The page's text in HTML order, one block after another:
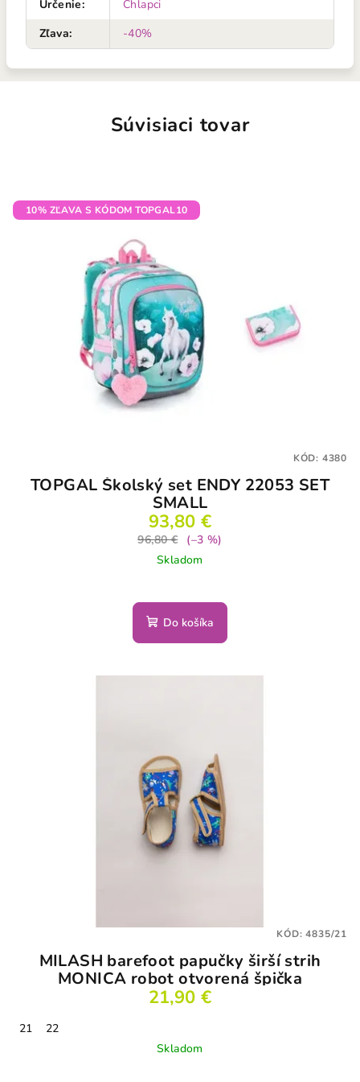
Určenie:
Chlapci
Zľava: -40%
Súvisiaci tovar
10% ZĽAVA S KÓDOM TOPGAL10
TOPGAL Školský set ENDY 22053 SET
SMALL
93,80 €
96,80 €
(–3 %)
Skladom
Do košíka
KÓD: 4380
MILASH barefoot papučky širší strih
MONICA robot otvorená špička
21,90 €
21
22
Skladom
KÓD:4835/21